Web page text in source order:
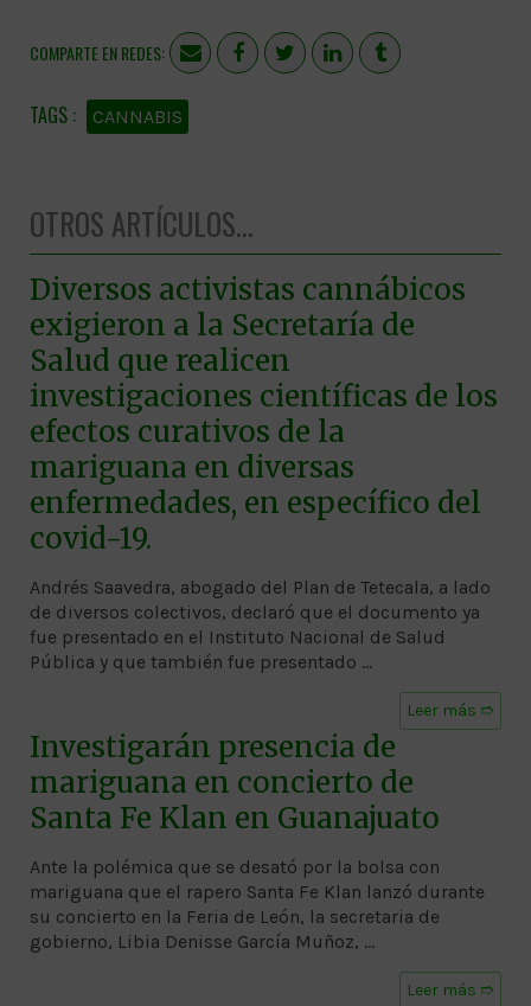
COMPARTE EN REDES:
CANNABIS
OTROS ARTÍCULOS...
Diversos activistas cannábicos
exigieron a la Secretaría de
Salud que realicen
investigaciones científicas de los
efectos curativos de la
mariguana en diversas
enfermedades, en específico del
covid-19.
Andrés Saavedra, abogado del Plan de Tetecala, a lado
de diversos colectivos, declaró que el documento ya
fue presentado en el Instituto Nacional de Salud
Pública y que también fue presentado …
Leer más ➱
Investigarán presencia de
mariguana en concierto de
Santa Fe Klan en Guanajuato
Ante la polémica que se desató por la bolsa con
mariguana que el rapero Santa Fe Klan lanzó durante
su concierto en la Feria de León, la secretaria de
gobierno, Libia Denisse García Muñoz, …
Leer más ➱